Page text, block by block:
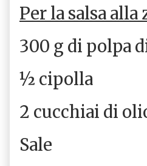
Per la salsa alla
300 g di polpa
½ cipolla
2 cucchiai di
Sale